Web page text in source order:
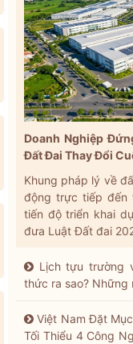
Doanh Nghiệp
Đất Đai Thay Đổi
Khung pháp lý về
động trực tiếp đến
tiến độ triển khai
đưa Luật Đất đai
Lịch tựu trường
thức ra sao? Những
Việt Nam Đặt
Tối Thiểu 4 Công